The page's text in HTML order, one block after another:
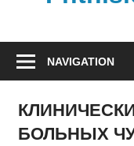
NAVIGATION
БОЛЬНЫХ